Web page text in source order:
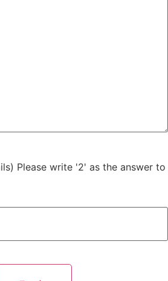
Please write '2' as the answer to